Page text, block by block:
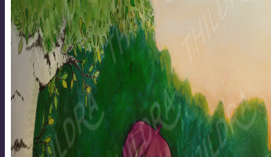
TJÄNSTER
GRAFISK
DESIGN
ILLUSTRATIONER
LETTERING
TILLGÄNGLIGHETSANPASSNING
WEBBDESIGN
OM MIG
AKTUELLT